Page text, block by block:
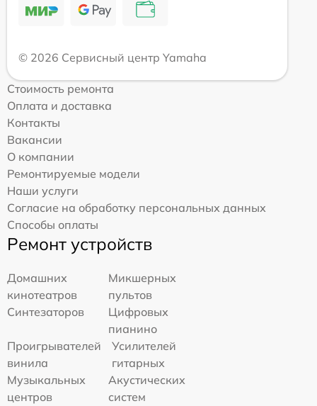
© 2026 Сервисный центр Yamaha
Стоимость ремонта
Оплата и доставка
Контакты
Вакансии
О компании
Ремонтируемые модели
Наши услуги
Согласие на обработку персональных данных
Способы оплаты
Ремонт устройств
Домашних
кинотеатров
Микшерных
пультов
Синтезаторов
Цифровых
пианино
Проигрывателей
винила
Усилителей
гитарных
Музыкальных
центров
Акустических
систем